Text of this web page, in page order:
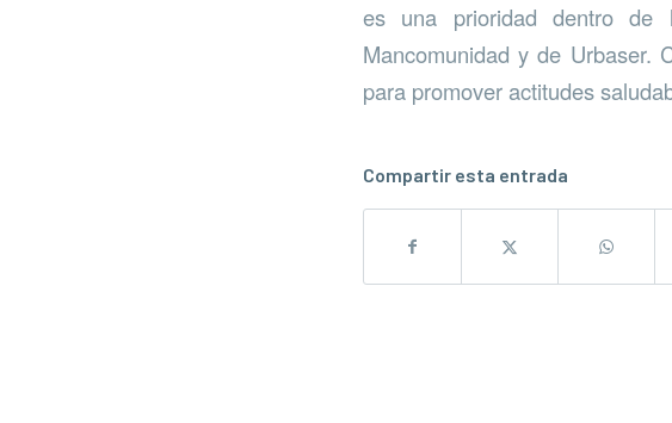
es una prioridad dentro de
Mancomunidad y de Urbaser.
para promover actitudes
Compartir esta entrada